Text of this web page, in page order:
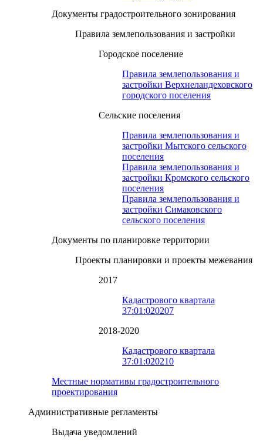
Документы градостроительного зонирования
Правила землепользования и застройки
Городское поселение
Правила землепользования и
застройки Верхнеландеховского
городского поселения
Сельские поселения
Правила землепользования и
застройки Мытского сельского
поселения
Правила землепользования и
застройки Кромского сельского
поселения
Правила землепользования и
застройки Симаковского
сельского поселения
Документы по планировке территории
Проекты планировки и проекты межевания
2017
Кадастрового квартала
37:01:020207
2018-2020
Кадастрового квартала
37:01:020210
Местные нормативы градостроительного
проектирования
Административные регламенты
Выдача уведомлений